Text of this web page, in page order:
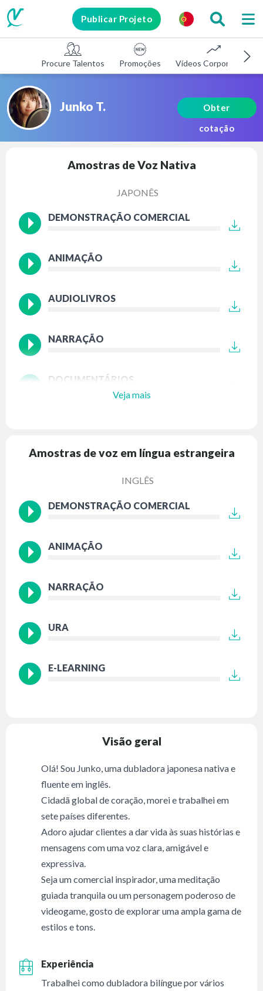
Publicar Projeto
Procure Talentos Promoções Vídeos Corporativos
Junko T.
Obter
cotação
Amostras de Voz Nativa
JAPONÊS
DEMONSTRAÇÃO COMERCIAL
ANIMAÇÃO
AUDIOLIVROS
NARRAÇÃO
DOCUMENTÁRIOS
Veja mais
Amostras de voz em língua estrangeira
INGLÊS
DEMONSTRAÇÃO COMERCIAL
ANIMAÇÃO
NARRAÇÃO
URA
E-LEARNING
Visão geral
Olá! Sou Junko, uma dubladora japonesa nativa e
fluente em inglês.
Cidadã global de coração, morei e trabalhei em
sete países diferentes.
Adoro ajudar clientes a dar vida às suas histórias e
mensagens com uma voz clara, amigável e
expressiva.
Seja um comercial inspirador, uma meditação
guiada tranquila ou um personagem poderoso de
videogame, gosto de explorar uma ampla gama de
estilos e tons.
Experiência
Trabalhei como dubladora bilíngue por vários